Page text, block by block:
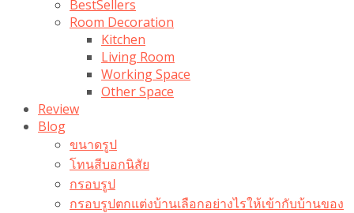
BestSellers
Room Decoration
Kitchen
Living Room
Working Space
Other Space
Review
Blog
ขนาดรูป
โทนสีบอกนิสัย
กรอบรูป
กรอบรูปตกแต่งบ้านเลือกอย่างไรให้เข้ากับบ้านของ